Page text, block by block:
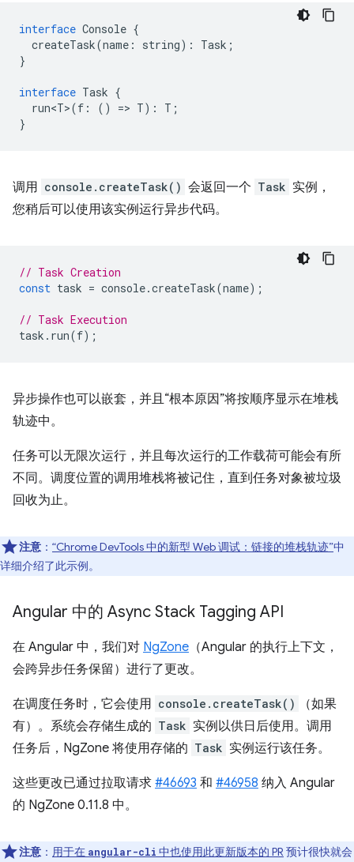
interface Console {
createTask(name : string) : Task ;
}
interface Task {
run<T>(f : () => T) : T ;
}
调用 console.createTask() 会返回一个 Task 实例，
您稍后可以使用该实例运行异步代码。
// Task Creation
const task = console.createTask(name);
// Task Execution
task . run(f);
异步操作也可以嵌套，并且“根本原因”将按顺序显示在堆栈
轨迹中。
任务可以无限次运行，并且每次运行的工作载荷可能会有所
不同。调度位置的调用堆栈将被记住，直到任务对象被垃圾
回收为止。
注意 ： “Chrome DevTools 中的新型 Web 调试：链接的堆栈轨迹”中
详细介绍了此示例。
Angular 中的 Async Stack Tagging API
在 Angular 中，我们对 NgZone （Angular 的执行上下文，
会跨异步任务保留）进行了更改。
在调度任务时，它会使用 console.createTask()
（如果
有）。系统会存储生成的 Task 实例以供日后使用。调用
任务后，NgZone 将使用存储的 Task 实例运行该任务。
这些更改已通过拉取请求 #46693 和 #46958 纳入 Angular
的 NgZone 0.11.8 中。
注意 ： 用于在 angular-cli 中也使用此更新版本的 PR 预计很快就会